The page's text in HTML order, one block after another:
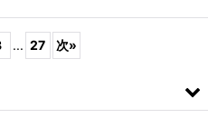
... 27 次»